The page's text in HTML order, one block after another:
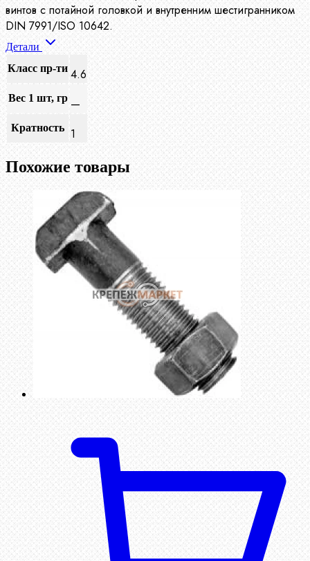
винтов с потайной головкой и внутренним шестигранником
DIN 7991/ISO 10642.
Детали
Класс пр-ти 4.6
Вес 1 шт, гр —
Кратность 1
Похожие товары